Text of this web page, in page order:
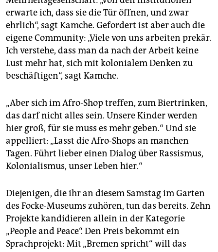
erwarte ich, dass sie die Tür öffnen, und zwar
ehrlich“, sagt Kamche. Gefordert ist aber auch die
eigene Community: „Viele von uns arbeiten prekär.
Ich verstehe, dass man da nach der Arbeit keine
Lust mehr hat, sich mit kolonialem Denken zu
beschäftigen“, sagt Kamche.
„Aber sich im Afro-Shop treffen, zum Biertrinken,
das darf nicht alles sein. Unsere Kinder werden
hier groß, für sie muss es mehr geben.“ Und sie
appelliert: „Lasst die Afro-Shops an manchen
Tagen. Führt lieber einen Dialog über Rassismus,
Kolonia­lismus, unser Leben hier.“
Diejenigen, die ihr an diesem Samstag im Garten
des Focke-Museums zuhören, tun das bereits. Zehn
Projekte kandidieren allein in der Kategorie
„People and Peace“. Den Preis bekommt ein
Sprachprojekt: Mit „Bremen spricht“ will das